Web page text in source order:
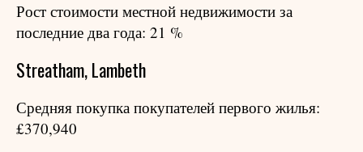
Рост стоимости местной недвижимости за
последние два года: 21 %
Streatham, Lambeth
Средняя покупка покупателей первого жилья:
£370,940